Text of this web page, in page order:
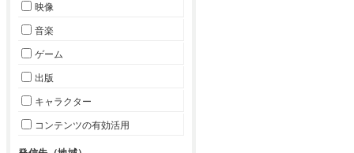
映像
音楽
ゲーム
出版
キャラクター
コンテンツの有効活用